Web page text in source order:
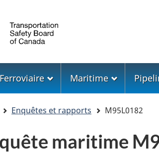
Ferroviaire Maritime
Enquêtes et rapports M95L0182
maritime